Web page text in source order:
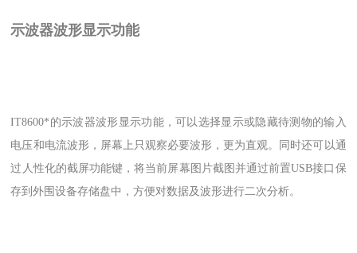
示波器波形显示功能
IT8600*的示波器波形显示功能，可以选择显示或隐藏待测物的输入
电压和电流波形，屏幕上只观察必要波形，更为直观。同时还可以通
过人性化的截屏功能键，将当前屏幕图片截图并通过前置USB接口保
存到外围设备存储盘中，方便对数据及波形进行二次分析。